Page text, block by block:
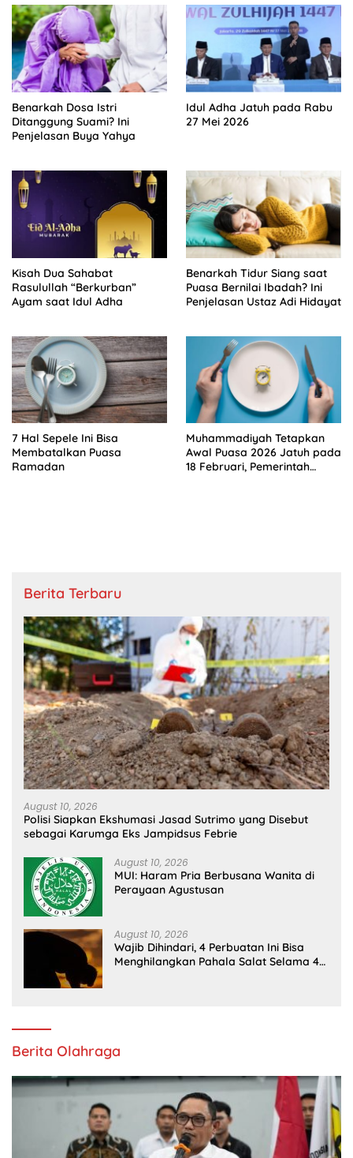
Benarkah Dosa Istri
Ditanggung Suami? Ini
Penjelasan Buya Yahya
Idul Adha Jatuh pada Rabu
27 Mei 2026
Kisah Dua Sahabat
Rasulullah “Berkurban”
Ayam saat Idul Adha
Benarkah Tidur Siang saat
Puasa Bernilai Ibadah? Ini
Penjelasan Ustaz Adi Hidayat
7 Hal Sepele Ini Bisa
Membatalkan Puasa
Ramadan
Muhammadiyah Tetapkan
Awal Puasa 2026 Jatuh pada
18 Februari, Pemerintah
Berita Terbaru
August 10, 2026
Polisi Siapkan Ekshumasi Jasad Sutrimo yang Disebut
sebagai Karumga Eks Jampidsus Febrie
August 10, 2026
MUI: Haram Pria Berbusana Wanita di
Perayaan Agustusan
August 10, 2026
Wajib Dihindari, 4 Perbuatan Ini Bisa
Menghilangkan Pahala Salat Selama 40
Berita Olahraga